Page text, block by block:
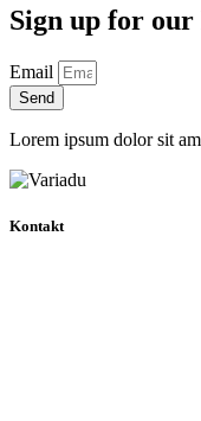
Sign up for our
Email
Send
Lorem ipsum dolor sit
Kontakt